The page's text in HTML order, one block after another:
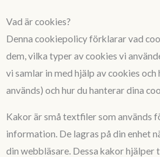
Vad är cookies?
Denna cookiepolicy förklarar vad
dem, vilka typer av cookies vi
vi samlar in med hjälp av cookies
används) och hur du hanterar dina
Kakor är små textfiler som används
information. De lagras på din enhet
din webbläsare. Dessa kakor